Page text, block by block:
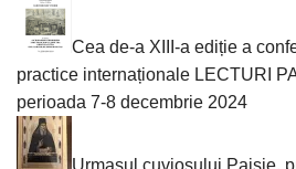
Cea de-a XIII-a ediție a
practice internaționale LECTURI
perioada 7-8 decembrie 2024